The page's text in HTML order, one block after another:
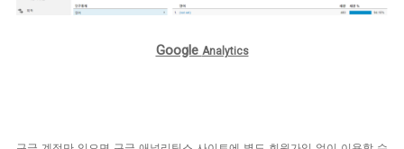
Google Analytics